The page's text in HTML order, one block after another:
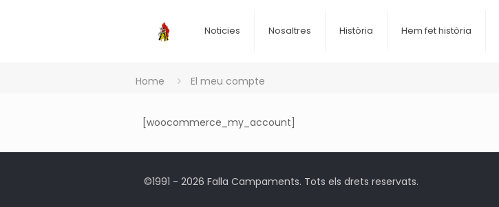
Noticies Nosaltres Història Hem fet història
Home El meu compte
[woocommerce_my_account]
©1991 - 2026 Falla Campaments. Tots els drets reservats.